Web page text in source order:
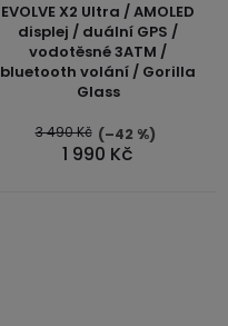
EVOLVE X2 Ultra / AMOLED
displej / duální GPS /
vodotěsné 3ATM /
bluetooth volání / Gorilla
Glass
1 990 Kč
3 490 Kč (–42 %)